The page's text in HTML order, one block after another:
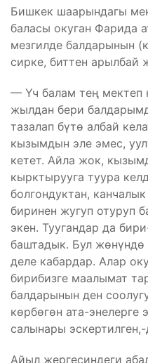
Бишкек шаарындагы
баласы окуган Фарида
мезгилде балдарынын
сирке, биттен арылбай
— Үч балам тең мектеп
жылдан бери
тазалап бүтө албай
кызымдын эле эмес,
кетет. Айла жок,
кырктырууга туура
болгондуктан,
биринен жугуп отуруп
экен. Туугандар да
баштадык. Бул жөнүндө
деле кабардар. Алар
бирибизге маалымат
балдарынын ден
көрбөгөн ата-
салынары эскертилген,-
Айыл жергесиндеги